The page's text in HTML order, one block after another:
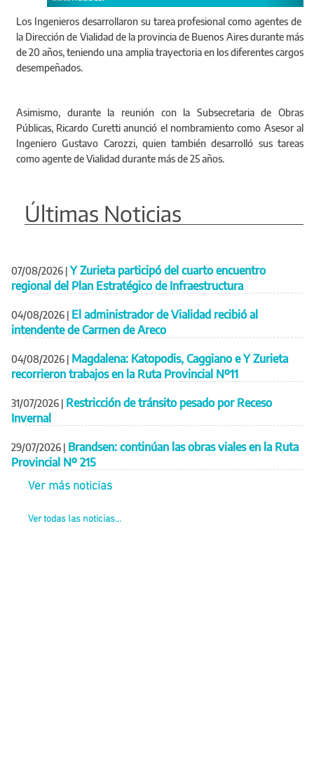
Los Ingenieros desarrollaron su tarea profesional como agentes de
la Dirección de Vialidad de la provincia de Buenos Aires durante más
de 20 años, teniendo una amplia trayectoria en los diferentes cargos
desempeñados.
Asimismo, durante la reunión con la Subsecretaria de Obras
Públicas, Ricardo Curetti anunció el nombramiento como Asesor al
Ingeniero Gustavo Carozzi, quien también desarrolló sus tareas
como agente de Vialidad durante más de 25 años.
Últimas Noticias
07/08/2026 | Y Zurieta participó del cuarto encuentro
regional del Plan Estratégico de Infraestructura
04/08/2026 | El administrador de Vialidad recibió al
intendente de Carmen de Areco
04/08/2026 | Magdalena: Katopodis, Caggiano e Y Zurieta
recorrieron trabajos en la Ruta Provincial Nº11
31/07/2026 | Restricción de tránsito pesado por Receso
Invernal
29/07/2026 | Brandsen: continúan las obras viales en la Ruta
Provincial Nº 215
Ver más noticias
Ver todas las noticias...